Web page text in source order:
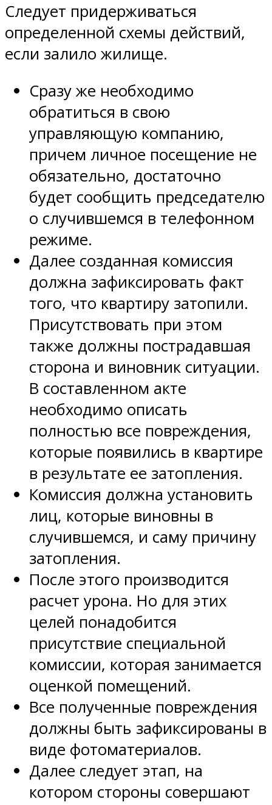
Следует придерживаться
определенной схемы действий,
если залило жилище.
Сразу же необходимо
обратиться в свою
управляющую компанию,
причем личное посещение не
обязательно, достаточно
будет сообщить председателю
о случившемся в телефонном
режиме.
Далее созданная комиссия
должна зафиксировать факт
того, что квартиру затопили.
Присутствовать при этом
также должны пострадавшая
сторона и виновник ситуации.
В составленном акте
необходимо описать
полностью все повреждения,
которые появились в квартире
в результате ее затопления.
Комиссия должна установить
лиц, которые виновны в
случившемся, и саму причину
затопления.
После этого производится
расчет урона. Но для этих
целей понадобится
присутствие специальной
комиссии, которая занимается
оценкой помещений.
Все полученные повреждения
должны быть зафиксированы в
виде фотоматериалов.
Далее следует этап, на
котором стороны совершают